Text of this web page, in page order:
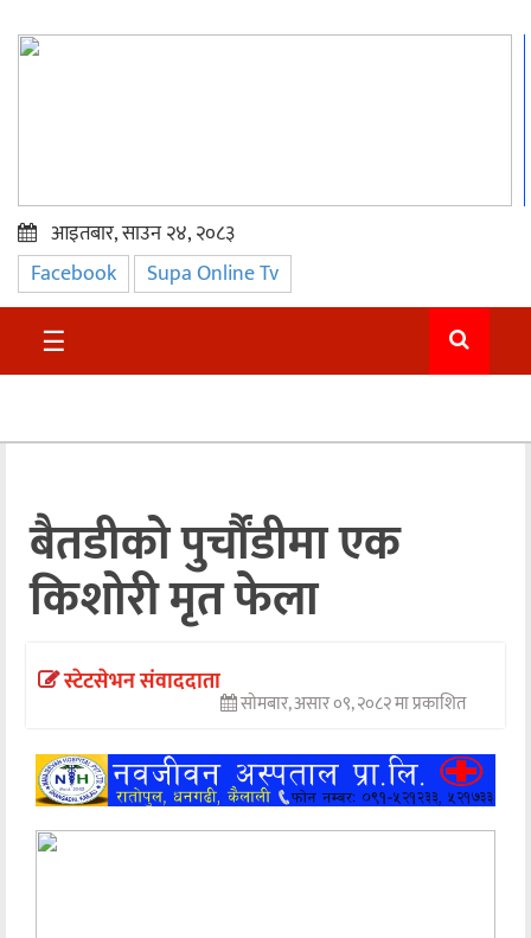
प्रमुख
समाचार
सुदुर
अन्तराष्ट्रिय
अन्तर्वार्ता
अर्थ
खेलकुद
अन्य
आइतबार, साउन २४, २०८३
Facebook Supa Online Tv
☰
बैतडीको पुर्चौंडीमा एक
किशोरी मृत फेला
स्टेटसेभन संवाददाता
सोमबार, असार ०९, २०८२ मा प्रकाशित